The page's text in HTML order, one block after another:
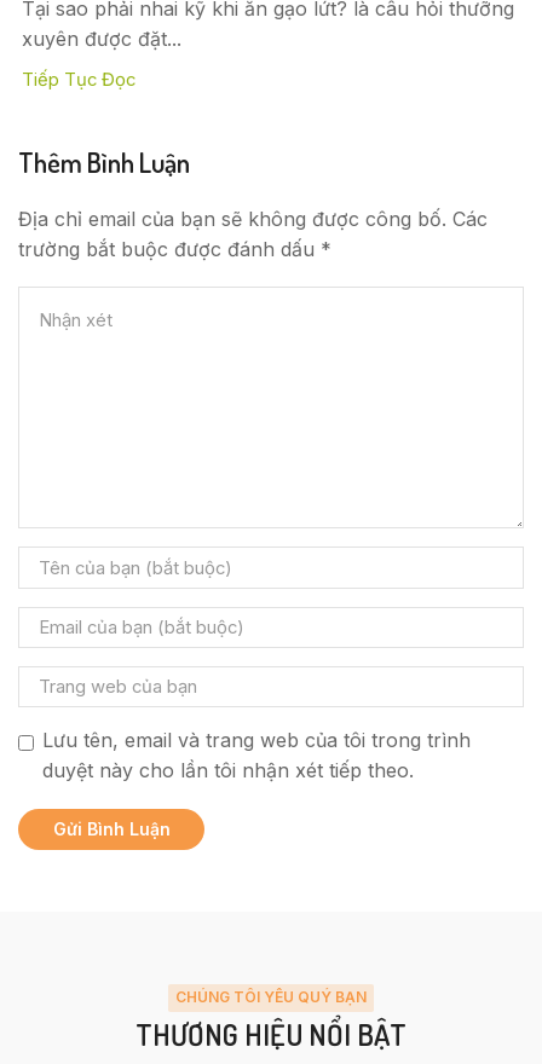
Tại sao phải nhai kỹ khi ăn gạo lứt? là câu hỏi thưỡng
xuyên được đặt...
Tiếp Tục Đọc
Thêm Bình Luận
Địa chỉ email của bạn sẽ không được công bố. Các
trường bắt buộc được đánh dấu *
Lưu tên, email và trang web của tôi trong trình
duyệt này cho lần tôi nhận xét tiếp theo.
CHÚNG TÔI YÊU QUÝ BẠN
THƯƠNG HIỆU NỔI BẬT